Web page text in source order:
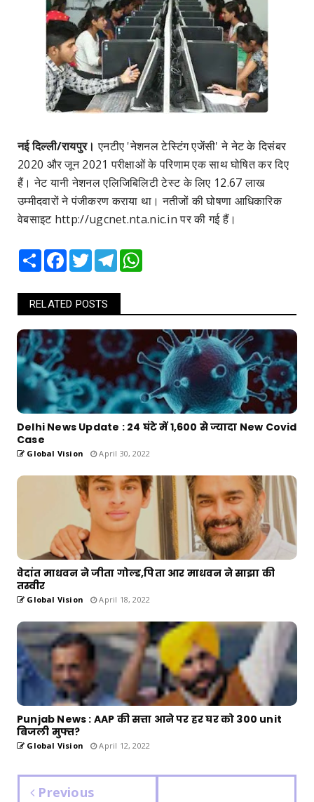
नई दिल्ली/रायपुर। एनटीए 'नेशनल टेस्टिंग एजेंसी' ने नेट के दिसंबर
2020 और जून 2021 परीक्षाओं के परिणाम एक साथ घोषित कर दिए
हैं। नेट यानी नेशनल एलिजिबिलिटी टेस्ट के लिए 12.67 लाख
उम्मीदवारों ने पंजीकरण कराया था। नतीजों की घोषणा आधिकारिक
वेबसाइट http://ugcnet.nta.nic.in पर की गई हैं।
Share Facebook
TwitterTelegram
RELATED POSTS
Delhi News Update : 24 घंटे में 1,600 से ज्यादा New Covid
Case
Global Vision April 30, 2022
वेदांत माधवन ने जीता गोल्ड,पिता आर माधवन ने साझा की
तस्वीर
Global Vision April 18, 2022
Punjab News : AAP की सत्ता आने पर हर घर को 300 unit
बिजली मुफ्त?
Global Vision April 12, 2022
Previous